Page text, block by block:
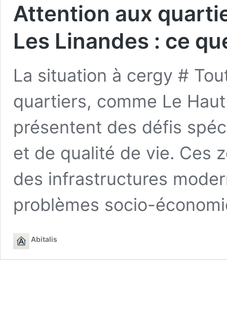
Attention aux
Les Linandes : ce
La situation à cergy #
quartiers, comme Le
présentent des défis
et de qualité de vie. Ces
des infrastructures
problèmes socio-
Abitalis